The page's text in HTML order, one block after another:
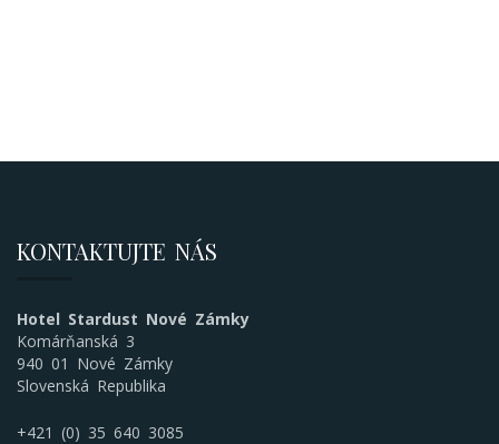
KONTAKTUJTE NÁS
Hotel Stardust Nové Zámky
Komárňanská 3
940 01 Nové Zámky
Slovenská Republika
+421 (0) 35 640 3085